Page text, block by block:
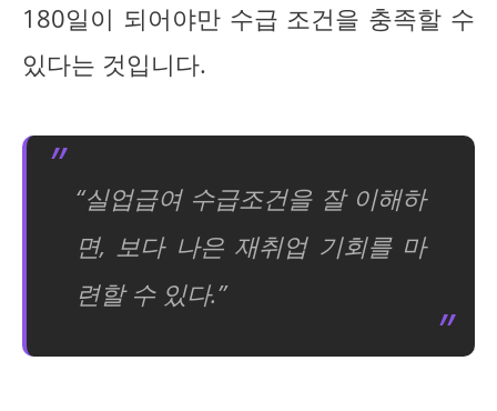
180일이 되어야만 수급 조건을 충족할 수
있다는 것입니다.
“실업급여 수급조건을 잘 이해하
면, 보다 나은 재취업 기회를 마
련할 수 있다.”